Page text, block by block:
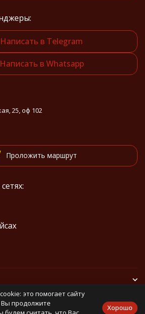
Написать в Telegram
Написать в Whatsapp
25, оф 102
Проложить маршрут
это помогает сайту
продолжите
Хорошо